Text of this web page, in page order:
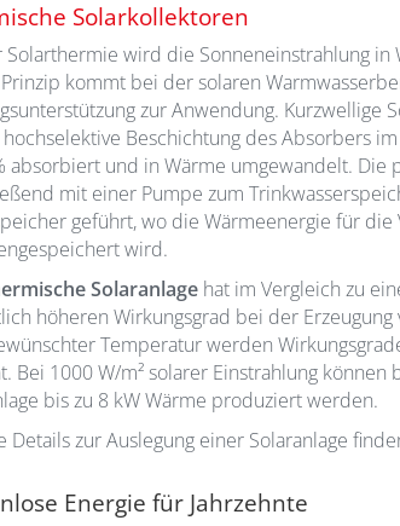
Solarkollektoren
Solarthermie wird die Sonneneinstrahlung in
kommt bei der solaren
zur Anwendung. Kurzwellige
Beschichtung des Absorbers
absorbiert und in Wärme umgewandelt. Die
mit einer Pumpe zum
geführt, wo die Wärmeenergie für die
wird.
Solaranlage hat im Vergleich zu
höheren Wirkungsgrad bei der Erzeugung
Temperatur werden
Bei 1000 W/m² solarer Einstrahlung können
bis zu 8 kW Wärme produziert werden.
Details zur Auslegung einer Solaranlage
Energie für Jahrzehnte